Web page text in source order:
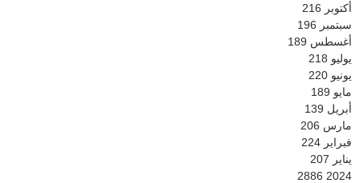
أكتوبر 216
سبتمبر 196
أغسطس 189
يوليو 218
يونيو 220
مايو 189
أبريل 139
مارس 206
فبراير 224
يناير 207
2024
2886